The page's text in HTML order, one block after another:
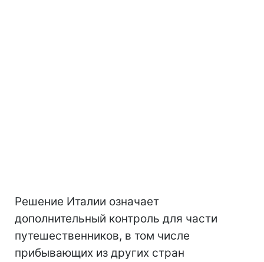
Решение Италии означает
дополнительный контроль для части
путешественников, в том числе
прибывающих из других стран